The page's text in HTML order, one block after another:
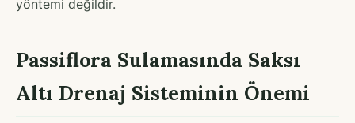
yöntemi değildir.
Passiflora Sulamasında Saksı
Altı Drenaj Sisteminin Önemi